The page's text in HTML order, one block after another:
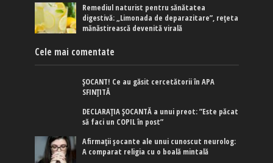
Remediul naturist pentru sănătatea
digestivă: „Limonada de deparazitare”, rețeta
mănăstirească devenită virală
Cele mai comentate
ȘOCANT! Ce au găsit cercetătorii în APA
SFINȚITĂ
DECLARAȚIA ȘOCANTĂ a unui preot: ”Este păcat
să faci un COPIL în post”
Afirmaţii şocante ale unui cunoscut neurolog:
A comparat religia cu o boală mintală